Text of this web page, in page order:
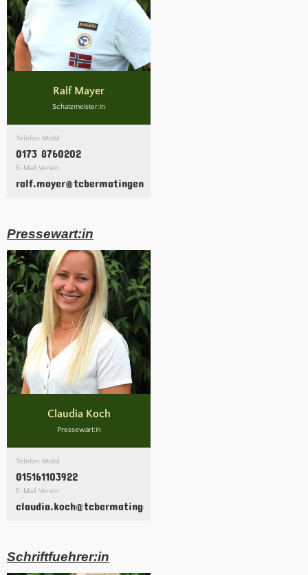
Ralf Mayer
Schatzmeister:in
Telefon Mobil
0173 8760202
E-Mail Verein
ralf.mayer@tcbermatingen.clubdesk.com
Pressewart:in
Claudia Koch
Pressewart:in
Telefon Mobil
015161103922
E-Mail Verein
claudia.koch@tcbermatingen.clubdesk.com
Schriftfuehrer:in